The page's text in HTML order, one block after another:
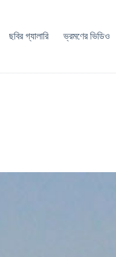
ছবির গ্যালারি ভ্রমণের ভিডিও